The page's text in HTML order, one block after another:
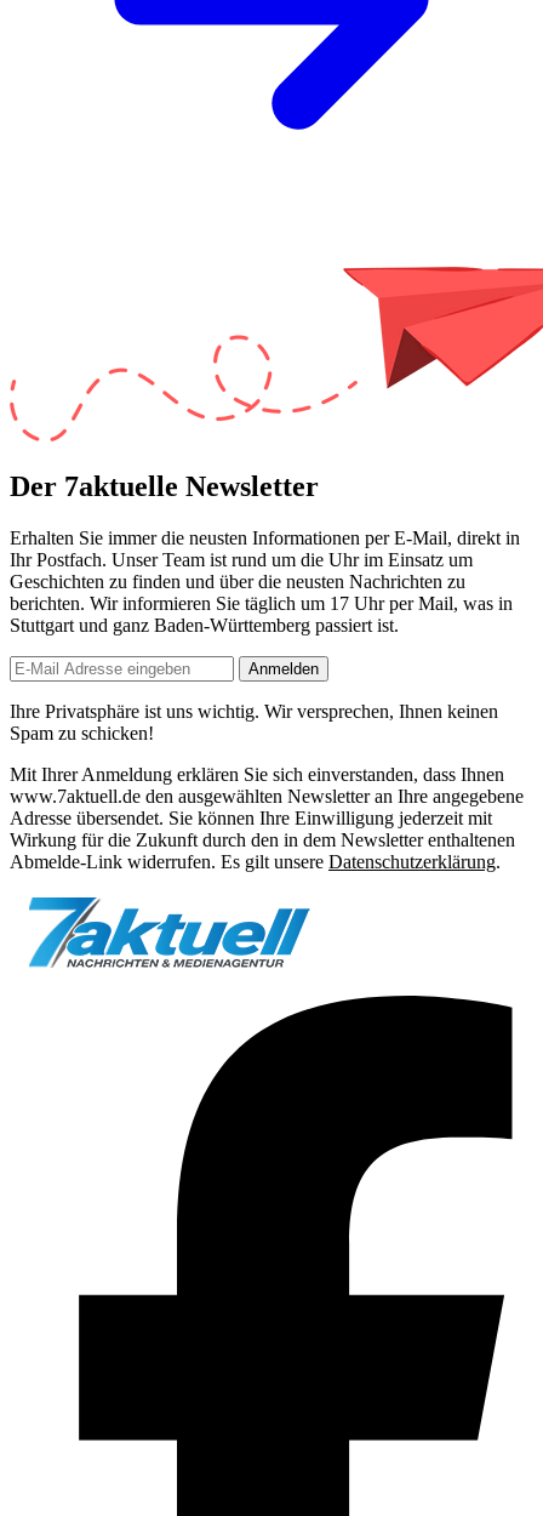
Der 7aktuelle Newsletter
Erhalten Sie immer die neusten Informationen per E-Mail, direkt in
Ihr Postfach. Unser Team ist rund um die Uhrim Einsatz um
Geschichten zu finden und über die neusten Nachrichten zu
berichten. Wir informieren Sie täglich um 17 Uhrper Mail, was in
Stuttgart und ganz Baden-Württemberg passiert ist.
Anmelden
Ihre Privatsphäre ist uns wichtig. Wir versprechen, Ihnen keinen
Spam zu schicken!
Mit Ihrer Anmeldung erklären Sie sich einverstanden, dass Ihnen
www.7aktuell.de den ausgewählten Newsletter an Ihre angegebene
Adresse übersendet. Sie können Ihre Einwilligung jederzeit mit
Wirkung für die Zukunft durch den in dem Newsletter enthaltenen
Abmelde-Link widerrufen. Es gilt unsere Datenschutzerklärung.